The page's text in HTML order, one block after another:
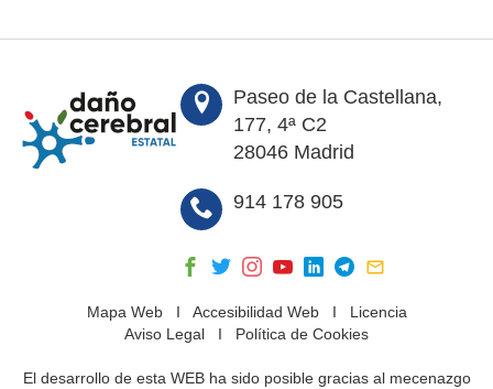
Paseo de la Castellana,
177, 4ª C2
28046 Madrid
914 178 905
Mapa WebI Accesibilidad WebI Licencia
Aviso Legal I Política de Cookies
El desarrollo de esta WEB ha sido posible gracias al mecenazgo